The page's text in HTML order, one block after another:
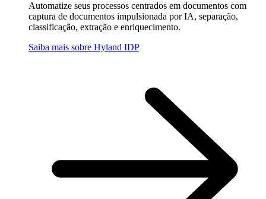
Automatize seus processos centrados em documentos com
captura de documentos impulsionada por IA, separação,
classificação, extração e enriquecimento.
Saiba mais sobre Hyland IDP